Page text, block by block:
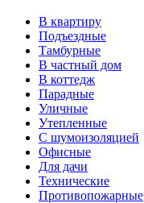
В квартиру
Подъездные
Тамбурные
В частный дом
В коттедж
Парадные
Уличные
Утепленные
C шумоизоляцией
Офисные
Для дачи
Технические
Противопожарные